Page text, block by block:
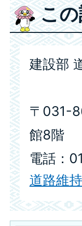
こ
建設部
〒031-
館8階
電話：
道路維